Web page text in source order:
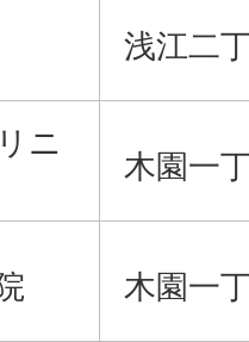
浅江二
ニ
木園一
木園一